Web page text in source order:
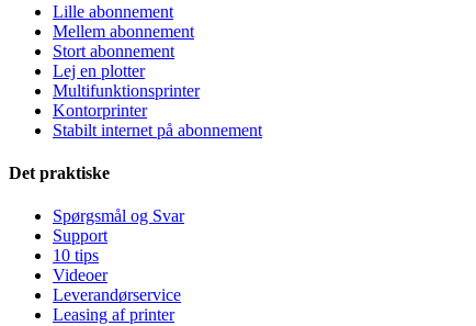
Lille abonnement
Mellem abonnement
Stort abonnement
Lej en plotter
Multifunktionsprinter
Kontorprinter
Stabilt internet på abonnement
Det praktiske
Spørgsmål og Svar
Support
10 tips
Videoer
Leverandørservice
Leasing af printer